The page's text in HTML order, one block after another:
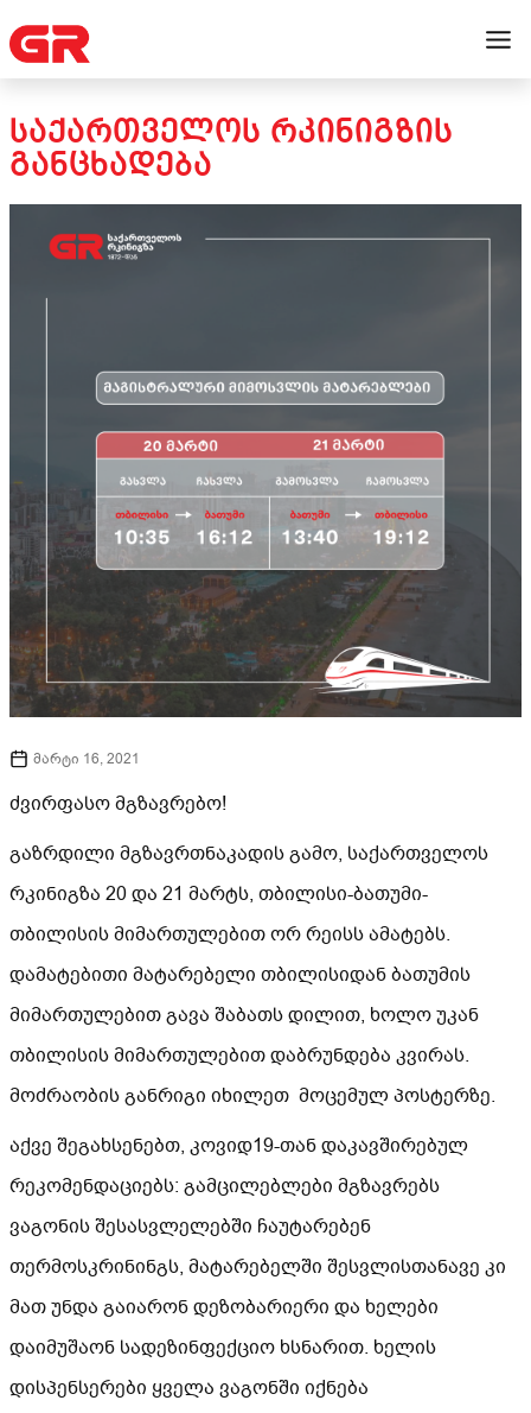
ᲡᲐᲥᲐᲠᲗᲕᲔᲚᲝᲡ ᲠᲙᲘᲜᲘᲒᲖᲘᲡ
ᲒᲐᲜᲪᲮᲐᲓᲔᲑᲐ
მარტი 16, 2021
ძვირფასო მგზავრებო!
გაზრდილი მგზავრთნაკადის გამო, საქართველოს
რკინიგზა 20 და 21 მარტს, თბილისი-ბათუმი-
თბილისის მიმართულებით ორ რეისს ამატებს.
დამატებითი მატარებელი თბილისიდან ბათუმის
მიმართულებით გავა შაბათს დილით, ხოლო უკან
თბილისის მიმართულებით დაბრუნდება კვირას.
მოძრაობის განრიგი იხილეთ მოცემულ პოსტერზე.
აქვე შეგახსენებთ, კოვიდ19-თან დაკავშირებულ
რეკომენდაციებს: გამცილებლები მგზავრებს
ვაგონის შესასვლელებში ჩაუტარებენ
თერმოსკრინინგს, მატარებელში შესვლისთანავე კი
მათ უნდა გაიარონ დეზობარიერი და ხელები
დაიმუშაონ სადეზინფექციო ხსნარით. ხელის
დისპენსერები ყველა ვაგონში იქნება